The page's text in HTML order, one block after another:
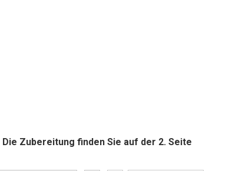
Die Zubereitung finden Sie auf der 2. Seite